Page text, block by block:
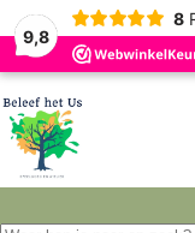
9,8
8
Ga
naar
de
inhoud